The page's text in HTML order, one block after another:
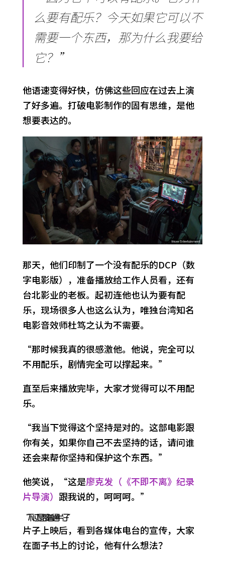
么要有配乐？今天如果它可以不
需要一个东西，那为什么我要给
它？”
他语速变得好快，仿佛这些回应在过去上演
了好多遍。打破电影制作的固有思维，是他
想要表达的。
那天，他们印制了一个没有配乐的DCP（数
字电影版），准备播放给工作人员看，还有
台北影业的老板。起初连他也认为要有配
乐，现场很多人也这么认为，唯独台湾知名
电影音效师杜笃之认为不需要。
“那时候我真的很感激他。他说，完全可以
不用配乐，剧情完全可以撑起来。”
直至后来播放完毕，大家才觉得可以不用配
乐。
“我当下觉得这个坚持是对的。这部电影跟
你有关，如果你自己不去坚持的话，请问谁
还会来帮你坚持和保护这个东西。”
他笑说，“这是廖克发（《不即不离》纪录
片导演） 跟我说的，呵呵呵。”
“不过是部普通片子”
片子上映后，看到各媒体电台的宣传，大家
在面子书上的讨论，他有什么想法？